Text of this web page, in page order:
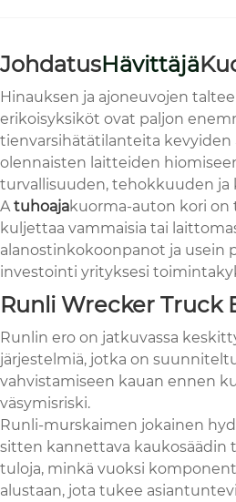
JohdatusHävittäjä
Hinauksen ja ajoneuvojen
erikoisyksiköt ovat paljon
tienvarsihätätilanteita
olennaisten laitteiden
turvallisuuden, tehokkuuden
A tuhoajakuorma-auton kori on
kuljettaa vammaisia ​​tai
alanostinkokoonpanot ja usein
investointi yrityksesi
Runli Wrecker Truck
Runlin ero on jatkuvassa
järjestelmiä, jotka on
vahvistamiseen kauan ennen
väsymisriski.
Runli-murskaimen jokainen
sitten kannettava kaukosäädin
tuloja, minkä vuoksi
alustaan, jota tukee